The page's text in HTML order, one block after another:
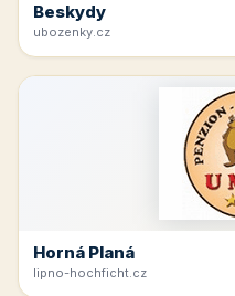
Beskydy
ubozenky.cz
Horná Planá
lipno-hochficht.cz